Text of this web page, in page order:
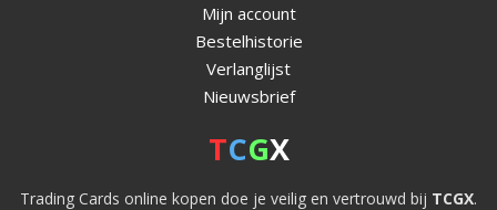
Mijn account
Bestelhistorie
Verlanglijst
Nieuwsbrief
TCGX
Trading Cards online kopen doe je veilig en vertrouwd bij TCGX.